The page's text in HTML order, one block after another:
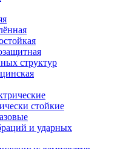
структур
стойкие
и ударных